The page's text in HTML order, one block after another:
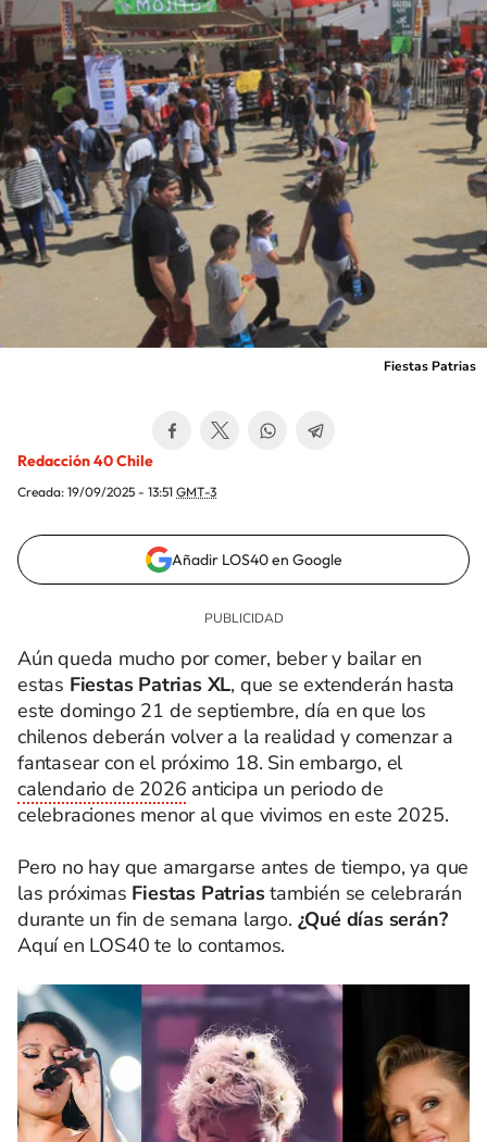
Fiestas Patrias
Redacción 40 Chile
Creada: 19/09/2025 - 13:51 GMT-3
Añadir LOS40 en Google
Aún queda mucho por comer, beber y bailar en
estas Fiestas Patrias XL, que se extenderán hasta
este domingo 21 de septiembre, día en que los
chilenos deberán volver a la realidad y comenzar a
fantasear con el próximo 18. Sin embargo, el
calendario de 2026 anticipa un periodo de
celebraciones menor al que vivimos en este 2025.
Pero no hay que amargarse antes de tiempo, ya que
las próximas Fiestas Patriastambién se celebrarán
durante un fin de semana largo. ¿Qué días serán?
Aquí en LOS40 te lo contamos.